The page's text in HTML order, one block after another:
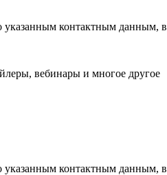
контактным данным,
вебинары и многое другое
контактным данным,